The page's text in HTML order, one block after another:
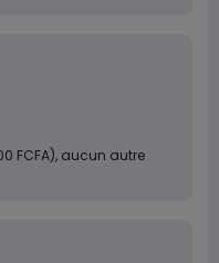
FCFA), aucun autre